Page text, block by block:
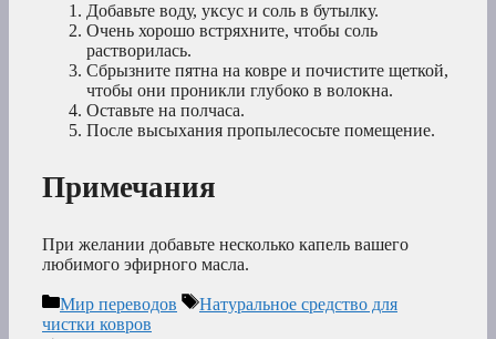
Добавьте воду, уксус и соль в бутылку.
Очень хорошо встряхните, чтобы соль
растворилась.
Сбрызните пятна на ковре и почистите щеткой,
чтобы они проникли глубоко в волокна.
Оставьте на полчаса.
После высыхания пропылесосьте помещение.
Примечания
При желании добавьте несколько капель вашего
любимого эфирного масла.
Рубрики
Мир переводов Метки
Натуральное средство для
чистки ковров